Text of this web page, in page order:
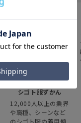
みんなの
シゴト服ずかん
12,000人以上の業界
や職種、シーンなど
のシゴト服の着用傾